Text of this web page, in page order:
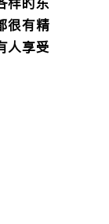
很有精
人享受